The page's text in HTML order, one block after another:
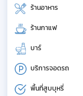
ร้านอาหาร
ร้านกาแฟ
บาร์
บริการจอดรถ
พื้นที่สูบบุหรี่